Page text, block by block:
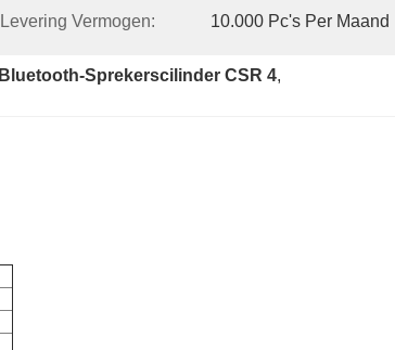
Levering Vermogen: 10.000 Pc's Per Maand
Bluetooth-Sprekerscilinder CSR 4,